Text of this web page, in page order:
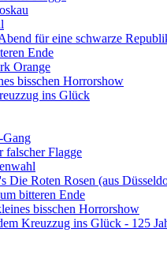
für eine schwarze
Ende
Orange
bisschen Horrorshow
ins Glück
Gang
falscher Flagge
Die Roten Rosen (aus
bitteren Ende
bisschen Horrorshow
Kreuzzug ins Glück - 125